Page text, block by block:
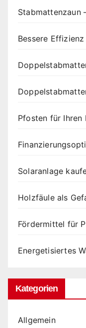
Stabmattenzaun
Bessere
Pfosten für Ihren
Solaranlage
Holzfäule als
Fördermittel für
Energetisiertes
Kategorien
Allgemein